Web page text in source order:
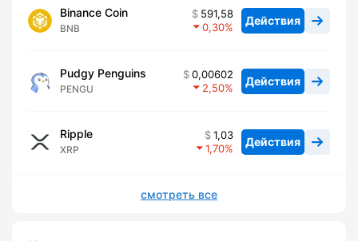
Binance Coin
BNB
591,58
0,30
Действия
Pudgy Penguins
PENGU
0,00602
2,50
Действия
Ripple
XRP
1,03
1,70
Действия
смотреть все